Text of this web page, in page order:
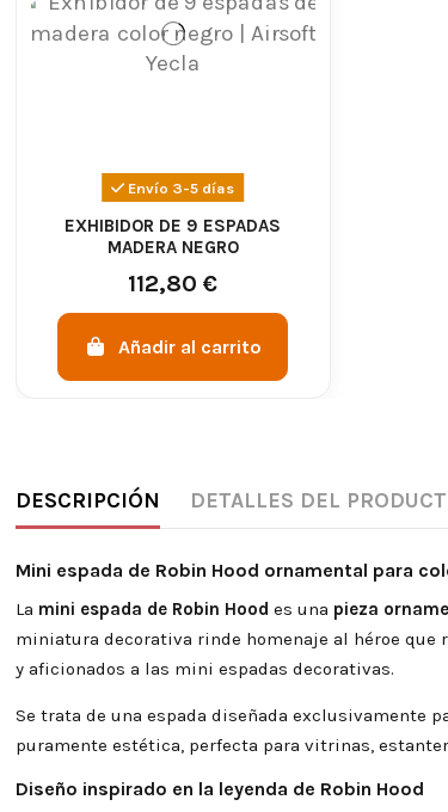
Envío 3-5 días
EXHIBIDOR DE 9 ESPADAS
MADERA NEGRO
112,80 €
Añadir al carrito
DESCRIPCIÓN DETALLES DEL
Mini espada de Robin Hood ornamental para
La mini espada de Robin Hood es una pieza
miniatura decorativa rinde homenaje al héroe que
y aficionados a las mini espadas decorativas.
Se trata de una espada diseñada exclusivamente
puramente estética, perfecta para vitrinas,
Diseño inspirado en la leyenda de Robin Hood